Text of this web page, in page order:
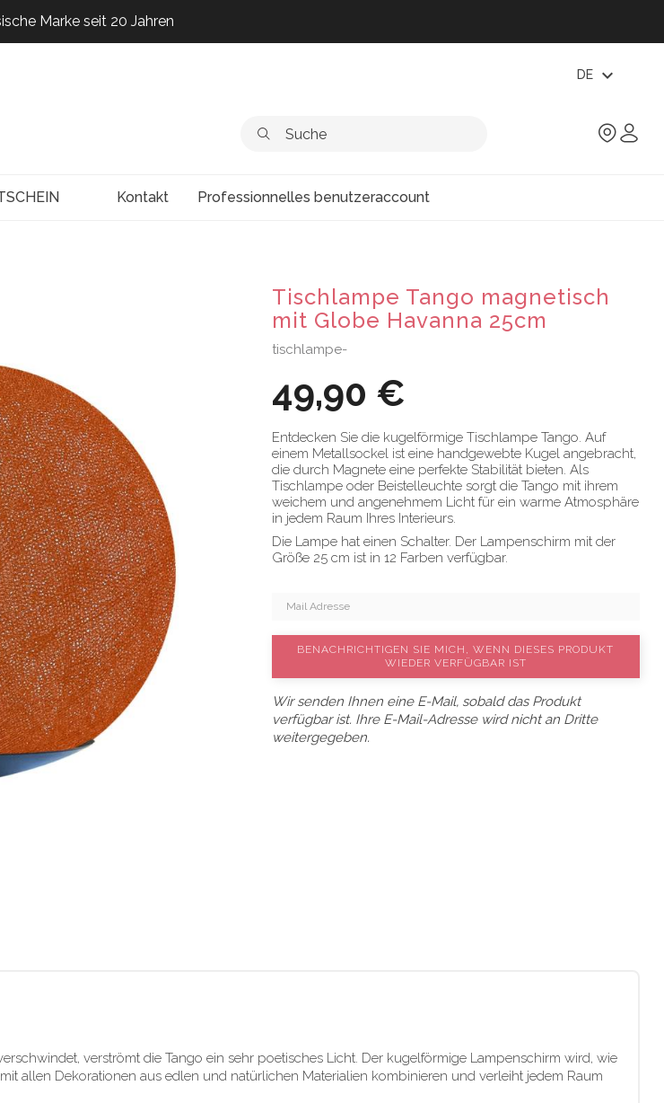
Marke seit 20 Jahren
Marke seit 20 Jahren
DE expand_more
Kontakt Professionnelles benutzeraccount
Tischlampe Tango magnetisch
mit Globe Havanna 25cm
tischlampe-
49,90 €
Entdecken Sie die kugelförmige Tischlampe Tango. Auf
einem Metallsockel ist eine handgewebte Kugel angebracht,
die durch Magnete eine perfekte Stabilität bieten. Als
Tischlampe oder Beistelleuchte sorgt die Tango mit ihrem
weichem und angenehmem Licht für ein warme Atmosphäre
in jedem Raum Ihres Interieurs.
Die Lampe hat einen Schalter. Der Lampenschirm mit der
Größe 25 cm ist in 12 Farben verfügbar.
BENACHRICHTIGEN SIE MICH, WENN DIESES PRODUKT
WIEDER VERFÜGBAR IST
Wir senden Ihnen eine E-Mail, sobald das Produkt
verfügbar ist. Ihre E-Mail-Adresse wird nicht an Dritte
weitergegeben.
verströmt die Tango ein sehr poetisches Licht. Der kugelförmige Lampenschirm wird, wie
allen Dekorationen aus edlen und natürlichen Materialien kombinieren und verleiht jedem Raum